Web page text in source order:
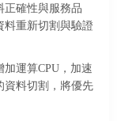
正確性與服務品
料重新切割與驗證
運算CPU，加速
資料切割，將優先